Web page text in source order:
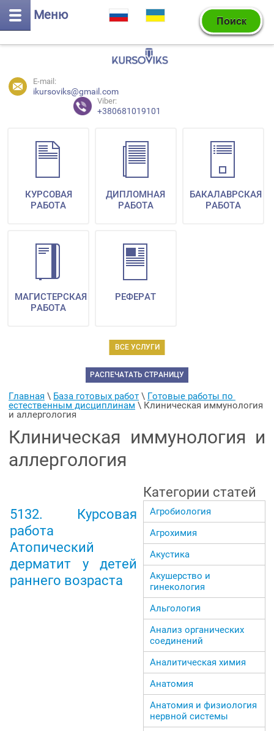
Меню
E-mail:
ikursoviks@gmail.com
Viber:
+380681019101
ВСЕ УСЛУГИ
КУРСОВАЯ
РАБОТА
ДИПЛОМНАЯ
РАБОТА
БАКАЛАВРСКАЯ
РАБОТА
МАГИСТЕРСКАЯ
РАБОТА
РЕФЕРАТ
РАСПЕЧАТАТЬ СТРАНИЦУ
Главная \ База готовых работ \ Готовые работы по
естественным дисциплинам \ Клиническая иммунология
и аллергология
Клиническая иммунология и
аллергология
5132. Курсовая
работа
Атопический
дерматит у детей
раннего возраста
Категории статей
Агробиология
Агрохимия
Акустика
Акушерство и
гинекология
Альгология
Анализ органических
соединений
Аналитическая химия
Анатомия
Анатомия и физиология
нервной системы